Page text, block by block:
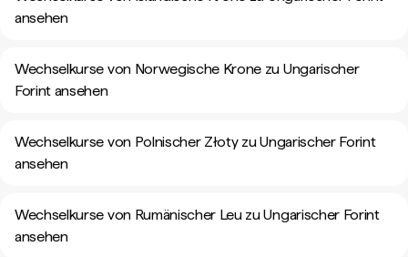
ansehen
Wechselkurse von Norwegische Krone zu Ungarischer
Forint ansehen
Wechselkurse von Polnischer Złoty zu Ungarischer Forint
ansehen
Wechselkurse von Rumänischer Leu zu Ungarischer Forint
ansehen